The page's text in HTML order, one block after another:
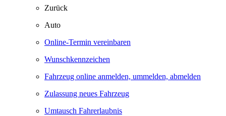
Zurück
Auto
Online-Termin vereinbaren
Wunschkennzeichen
Fahrzeug online anmelden, ummelden, abmelden
Zulassung neues Fahrzeug
Umtausch Fahrerlaubnis